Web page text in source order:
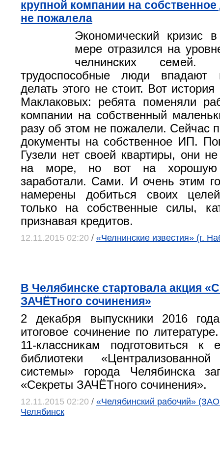
крупной компании на собственное
не пожалела
Экономический кризис
мере отразился на
челнинских
трудоспособные люди
делать этого не стоит. Вот
Маклаковых: ребята поменяли
компании на собственный
разу об этом не пожалели. Сейчас
документы на собственное ИП.
Гузели нет своей квартиры, они
на море, но вот на
заработали. Сами. И очень этим
намерены добиться своих
только на собственные силы,
признавая кредитов.
12.11.2015 02:20 / «Челнинские известия» (г.
В Челябинске стартовала акция
ЗАЧЁТного сочинения»
2 декабря выпускники 2016
итоговое сочинение по
11-классникам подготовиться к
библиотеки «Централизованной
системы» города Челябинска
«Секреты ЗАЧЁТного сочинения».
12.11.2015 02:20 / «Челябинский рабочий»
Челябинск